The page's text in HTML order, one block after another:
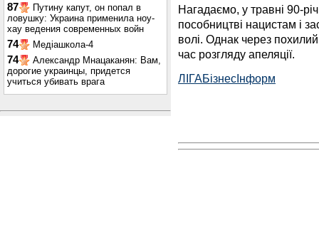
87
Путину капут, он попал в
ловушку: Украина применила ноу-
хау ведения современных войн
74 Медіашкола-4
74
Александр Мнацаканян: Вам,
дорогие украинцы, придется
учиться убивать врага
Нагадаємо, у травні 90-
пособництві нацистам і
волі. Однак через
час розгляду апеляції.
ЛIГАБiзнесIнформ